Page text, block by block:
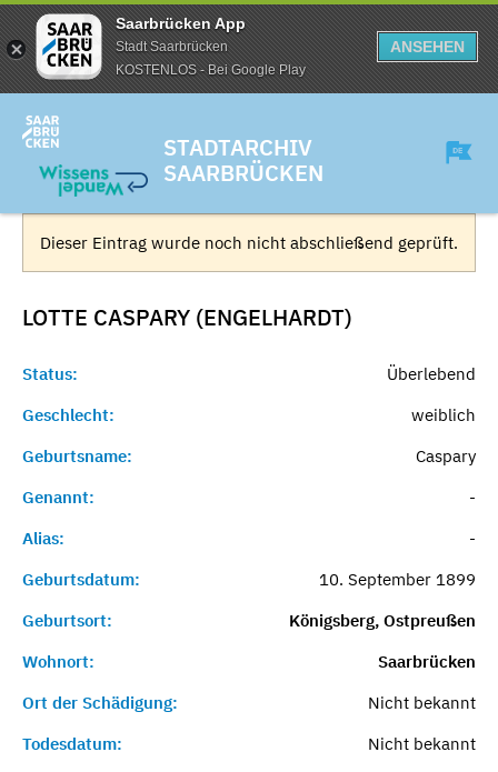
Saarbrücken App
Stadt Saarbrücken
KOSTENLOS - Bei Google Play
ANSEHEN
STADTARCHIV
SAARBRÜCKEN
Dieser Eintrag wurde noch nicht abschließend geprüft.
LOTTE CASPARY (ENGELHARDT)
Status:
Überlebend
Geschlecht:
weiblich
Geburtsname:
Caspary
Genannt:
-
Alias:
-
Geburtsdatum:
10. September 1899
Geburtsort:
Königsberg, Ostpreußen
Wohnort:
Saarbrücken
Ort der Schädigung:
Nicht bekannt
Todesdatum:
Nicht bekannt